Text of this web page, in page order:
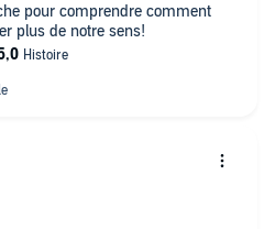
pour comprendre comment
vie, lui donner plus de notre sens!